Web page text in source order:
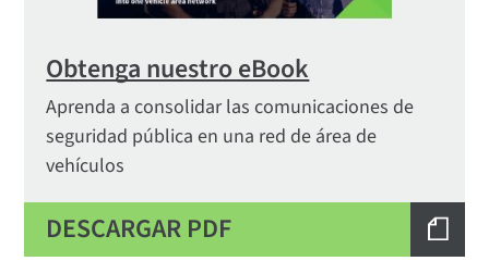
Obtenga nuestro eBook
Aprenda a consolidar las comunicaciones de
seguridad pública en una red de área de
vehículos
DESCARGAR PDF